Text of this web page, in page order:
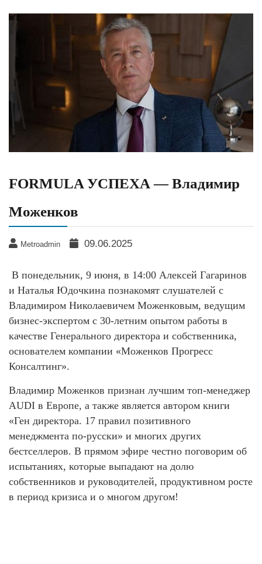
FORMULA УСПЕХА — Владимир
Моженков
Metroadmin 09.06.2025
В понедельник, 9 июня, в 14:00 Алексей Гагаринов
и Наталья Юдочкина познакомят слушателей с
Владимиром Николаевичем Моженковым, ведущим
бизнес-экспертом с 30-летним опытом работы в
качестве Генерального директора и собственника,
основателем компании «Моженков Прогресс
Консалтинг».
Владимир Моженков признан лучшим топ-менеджер
AUDI в Европе, а также является автором книги
«Ген директора. 17 правил позитивного
менеджмента по-русски» и многих других
бестселлеров. В прямом эфире честно поговорим об
испытаниях, которые выпадают на долю
собственников и руководителей, продуктивном росте
в период кризиса и о многом другом!